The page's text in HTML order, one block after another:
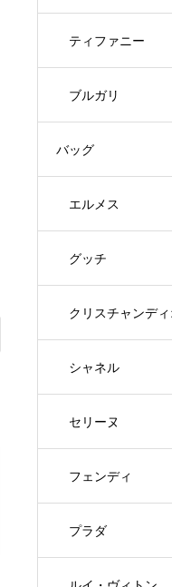
ティファニー
ブルガリ
バッグ
エルメス
グッチ
クリスチャンデ
シャネル
セリーヌ
フェンディ
プラダ